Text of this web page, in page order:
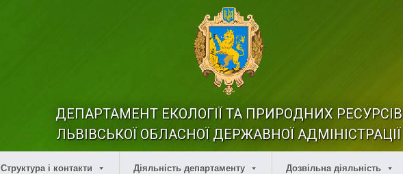
ДЕПАРТАМЕНТ ЕКОЛОГІЇ ТА ПРИРОДНИХ РЕСУРСІВ
ЛЬВІВСЬКОЇ ОБЛАСНОЇ ДЕРЖАВНОЇ АДМІНІСТРАЦІЇ
Структура і контакти Діяльність департаменту Дозвільна діяльність